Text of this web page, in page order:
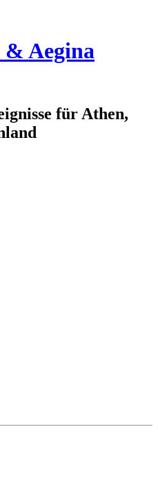
Aegina
für Athen,